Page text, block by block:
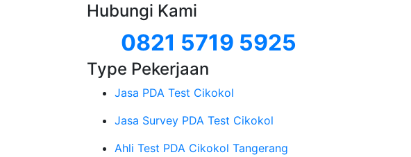
Hubungi Kami
0821 5719 5925
Type Pekerjaan
Jasa PDA Test Cikokol
Jasa Survey PDA Test Cikokol
Ahli Test PDA Cikokol Tangerang